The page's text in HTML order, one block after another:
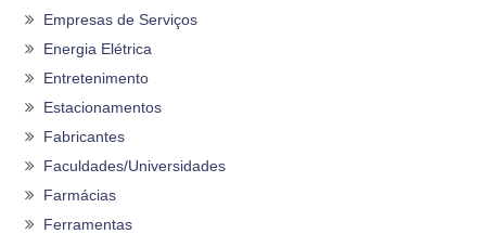
Empresas de Serviços
Energia Elétrica
Entretenimento
Estacionamentos
Fabricantes
Faculdades/Universidades
Farmácias
Ferramentas